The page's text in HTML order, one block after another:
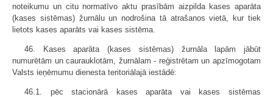
noteikumu un citu normatīvo aktu prasībām aizpilda kases aparāta
(kases sistēmas) žurnālu un nodrošina tā atrašanos vietā, kur tiek
lietots kases aparāts vai kases sistēma.
46. Kases aparāta (kases sistēmas) žurnāla lapām jābūt
numurētām un caurauklotām, žurnālam - reģistrētam un apzīmogotam
Valsts ieņēmumu dienesta teritoriālajā iestādē:
46.1. pēc stacionārā kases aparāta vai kases sistēmas